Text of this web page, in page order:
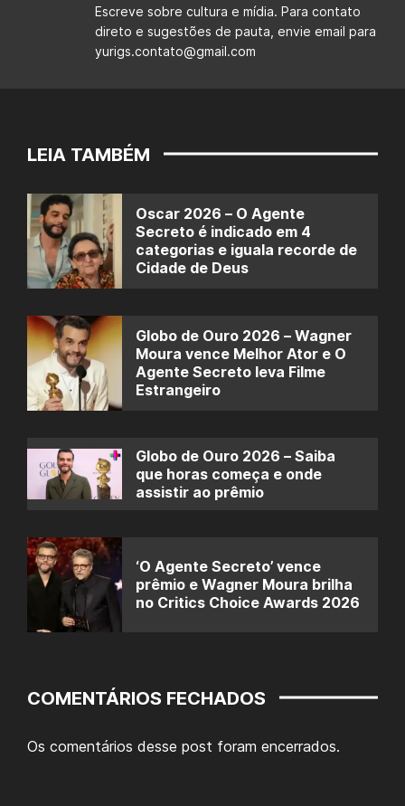
Escreve sobre cultura e mídia. Para contato
direto e sugestões de pauta, envie email para
yurigs.contato@gmail.com
LEIA TAMBÉM
Oscar 2026 – O Agente
Secreto é indicado em 4
categorias e iguala recorde de
Cidade de Deus
Globo de Ouro 2026 – Wagner
Moura vence Melhor Ator e O
Agente Secreto leva Filme
Estrangeiro
Globo de Ouro 2026 – Saiba
que horas começa e onde
assistir ao prêmio
‘O Agente Secreto’ vence
prêmio e Wagner Moura brilha
no Critics Choice Awards 2026
COMENTÁRIOS FECHADOS
Os comentários desse post foram encerrados.